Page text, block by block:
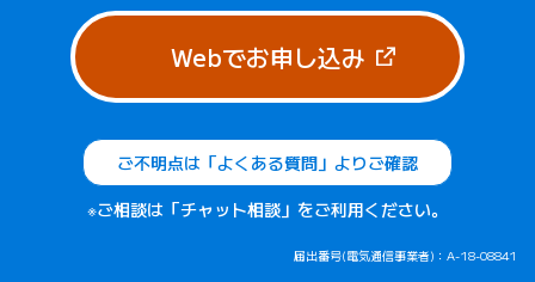
Webでお申し込み（新しいタブ
ご不明点は「よくある質問」よりご確認
※ご相談は「チャット相談」をご利用ください。
届出番号(電気通信事業者)：A-18-08841